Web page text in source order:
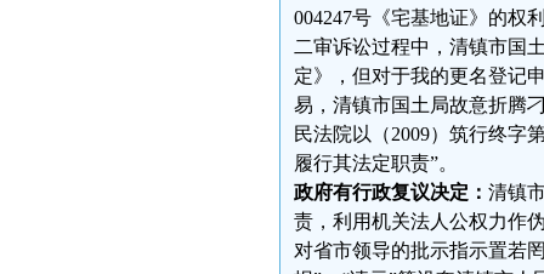
004247号《宅基地证》的权
二审诉讼过程中，清镇市国
定》，但对于我的更名登记
易，清镇市国土局故意折腾
民法院以（2009）筑行终字
履行其法定职责”。
政府有行政复议决定： 清镇
责，利用机关法人公权力作
对省市领导的批示指示置若